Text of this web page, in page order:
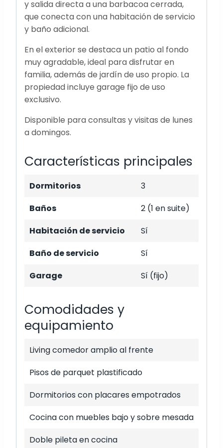
y salida directa a una barbacoa cerrada,
que conecta con una habitación de servicio
y baño adicional.
En el exterior se destaca un patio al fondo
muy agradable, ideal para disfrutar en
familia, además de jardín de uso propio. La
propiedad incluye garage fijo de uso
exclusivo.
Disponible para consultas y visitas de lunes
a domingos.
Características principales
Dormitorios
3
Baños
2 (1 en suite)
Habitación de servicio
Sí
Baño de servicio
Sí
Garage
Sí (fijo)
Comodidades y
equipamiento
Living comedor amplio al frente
Pisos de parquet plastificado
Dormitorios con placares empotrados
Cocina con muebles bajo y sobre mesada
Doble pileta en cocina